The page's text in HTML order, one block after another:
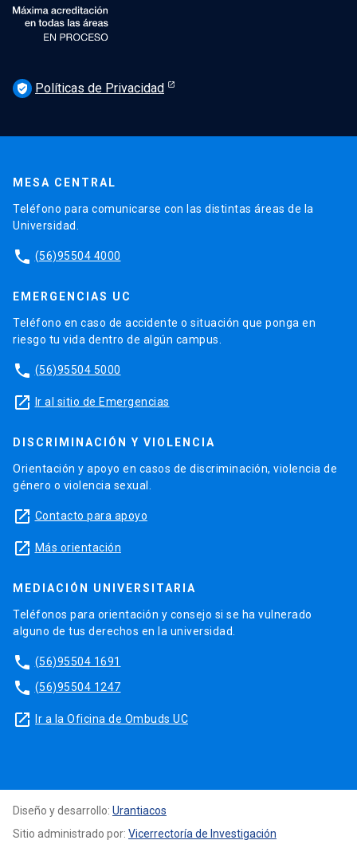
verified_user Políticas de Privacidad
MESA CENTRAL
Teléfono para comunicarse con las distintas áreas de la
Universidad.
phone (56)95504 4000
EMERGENCIAS UC
Teléfono en caso de accidente o situación que ponga en
riesgo tu vida dentro de algún campus.
phone (56)95504 5000
launch Ir al sitio de Emergencias
DISCRIMINACIÓN Y VIOLENCIA
Orientación y apoyo en casos de discriminación, violencia de
género o violencia sexual.
launch Contacto para apoyo
launch Más orientación
MEDIACIÓN UNIVERSITARIA
Teléfonos para orientación y consejo si se ha vulnerado
alguno de tus derechos en la universidad.
phone (56)95504 1691
phone (56)95504 1247
launch Ir a la Oficina de Ombuds UC
Diseño y desarrollo: Urantiacos
Sitio administrado por: Vicerrectoría de Investigación